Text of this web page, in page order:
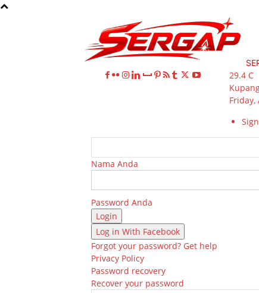
29.4 C
Friday,
Nama Anda
Password Anda
Log in With Facebook
Forgot your password? Get help
Privacy Policy
Password recovery
Recover your password